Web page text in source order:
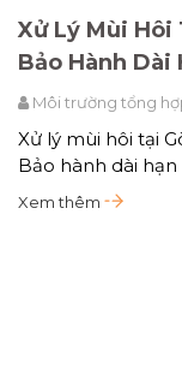
Xử Lý Mùi Hôi
Bảo Hành Dài
Môi trường tổng
Xử lý mùi hôi tại
Bảo hành dài
Xem thêm